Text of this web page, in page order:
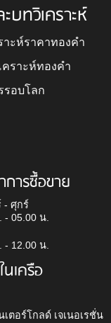
บทวิเคราะห์
าะห์ราคาทองคำ
คราะห์ทองคำ
รอบโลก
การซื้อขาย
- ศุกร์
- 05.00 น.
- 12.00 น.
เครือ
ตอร์โกลด์ เจเนอเรชั่น